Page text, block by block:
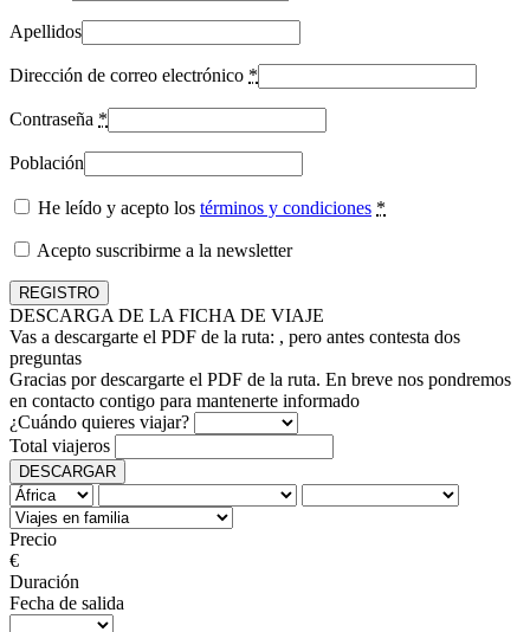
Apellidos
Dirección de correo electrónico *
Contraseña *
Población
He leído y acepto los términos y condiciones *
Acepto suscribirme a la newsletter
DESCARGA DE LA FICHA DE VIAJE
Vas a descargarte el PDF de la ruta: , pero antes contesta dos
preguntas
Gracias por descargarte el PDF de la ruta. En breve nos pondremos
en contacto contigo para mantenerte informado
¿Cuándo quieres viajar?
Total viajeros
DESCARGAR
Precio
€
Duración
Fecha de salida